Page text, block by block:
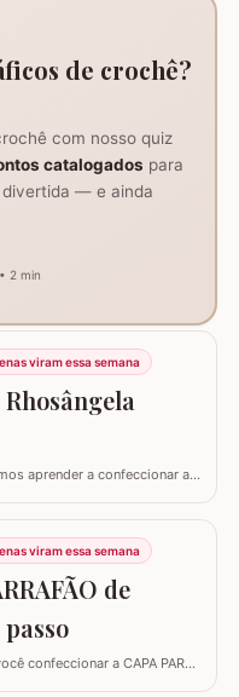
encantadora, perfeita para
em tapetes ou…
de crochê?
com nosso quiz
catalogados para
— e ainda
2 min
viram essa semana
aprender a confeccionar a
os trabalhos desta artesã
ARTES EM CROCHÊ e não
seu canal no YouTube –&gt;
aqui no blog…
viram essa semana
de
confeccionar a CAPA PARA